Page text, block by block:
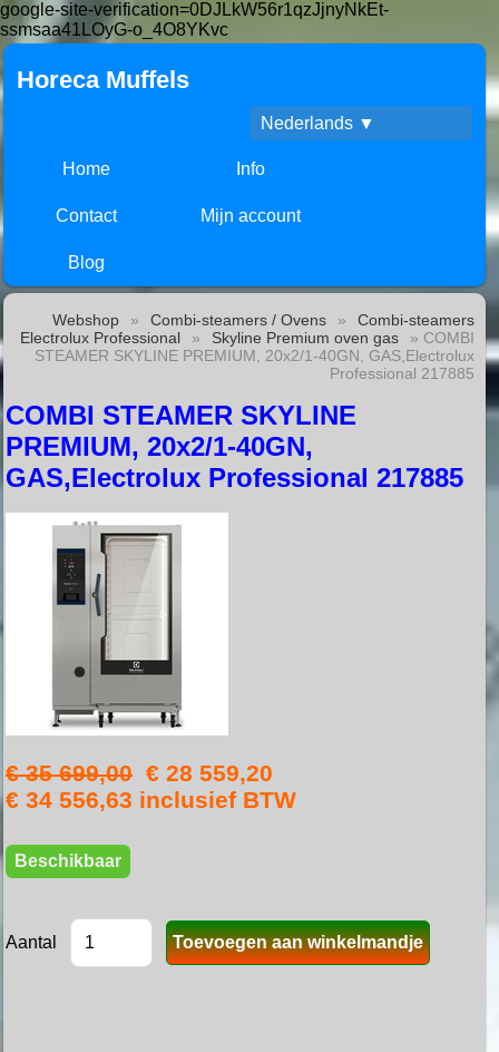
google-site-verification=0DJLkW56r1qzJjnyNkEt-
ssmsaa41LOyG-o_4O8YKvc
Horeca Muffels
Nederlands ▼
Home Info
Contact Mijn account
Blog
Webshop » Combi-steamers / Ovens »
Combi-steamers
Electrolux Professional
» Skyline Premium oven gas
» COMBI
STEAMER SKYLINE PREMIUM, 20x2/1-40GN, GAS,Electrolux
Professional 217885
COMBI STEAMER SKYLINE
PREMIUM, 20x2/1-40GN,
GAS,Electrolux Professional 217885
€ 35 699,00 € 28 559,20
€ 34 556,63 inclusief BTW
Beschikbaar
Aantal